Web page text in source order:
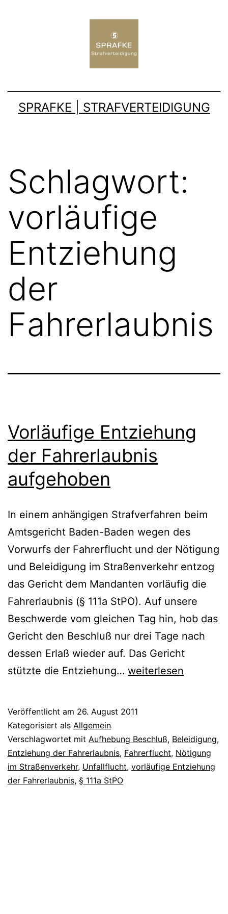
SPRAFKE | STRAFVERTEIDIGUNG
Schlagwort:
vorläufige
Entziehung
der
Fahrerlaubnis
Vorläufige Entziehung
der Fahrerlaubnis
aufgehoben
In einem anhängigen Strafverfahren beim
Amtsgericht Baden-Baden wegen des
Vorwurfs der Fahrerflucht und der Nötigung
und Beleidigung im Straßenverkehr entzog
das Gericht dem Mandanten vorläufig die
Fahrerlaubnis (§ 111a StPO). Auf unsere
Beschwerde vom gleichen Tag hin, hob das
Gericht den Beschluß nur drei Tage nach
dessen Erlaß wieder auf. Das Gericht
stützte die Entziehung… weiterlesen
Veröffentlicht am 26. August 2011
Kategorisiert als Allgemein
Verschlagwortet mit Aufhebung Beschluß, Beleidigung,
Entziehung der Fahrerlaubnis, Fahrerflucht, Nötigung
im Straßenverkehr, Unfallflucht, vorläufige Entziehung
der Fahrerlaubnis, § 111a StPO